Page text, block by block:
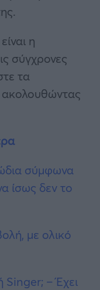
η
σύγχρονες
τα
ακολουθώντας
σύμφωνα
ίσως δεν το
με ολικό
Singer; – Έχει